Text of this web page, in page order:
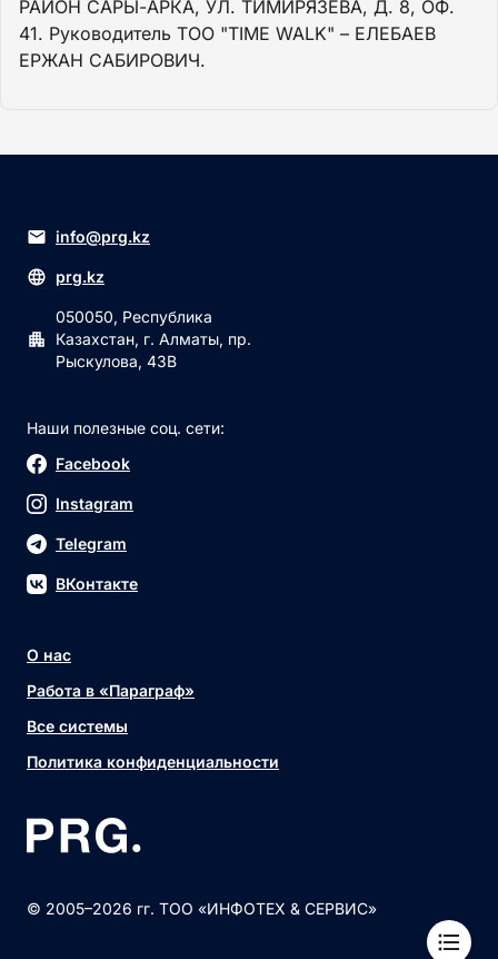
РАЙОН САРЫ-АРКА, УЛ. ТИМИРЯЗЕВА, Д. 8, ОФ.
41. Руководитель ТОО "TIME WALK" – ЕЛЕБАЕВ
ЕРЖАН САБИРОВИЧ.
info@prg.kz
prg.kz
050050, Республика
Казахстан, г. Алматы, пр.
Рыскулова, 43В
Наши полезные соц. сети:
Facebook
Instagram
Telegram
ВКонтакте
О нас
Работа в «Параграф»
Все системы
Политика конфиденциальности
© 2005–2026 гг. ТОО «ИНФОТЕХ & СЕРВИС»